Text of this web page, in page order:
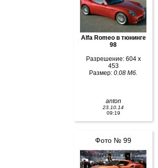
Alfa Romeo в тюнинге
98
Разрешение: 604 x
453
Размер: 0.08 Мб.
anton
23.10.14
09:19
Фото № 99